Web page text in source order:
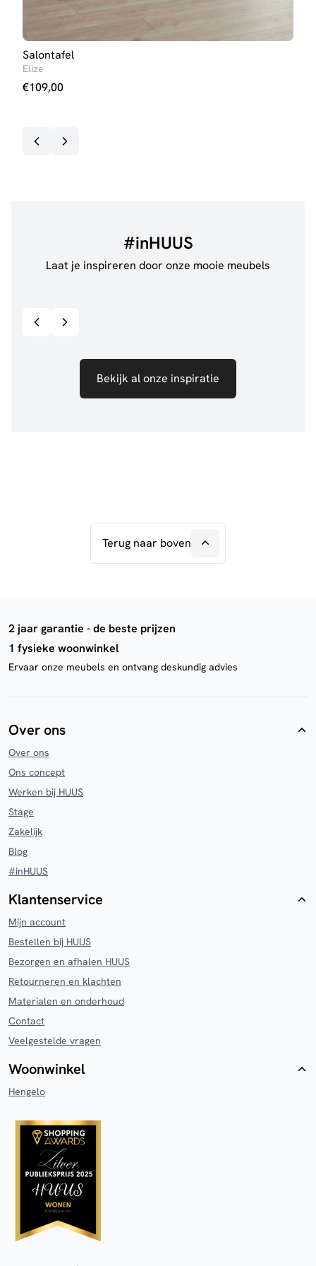
Salontafel
Elize
€109,00
#inHUUS
Laat je inspireren door onze mooie meubels
Bekijk al onze inspiratie
Terug naar boven
2 jaar garantie - de beste prijzen
1 fysieke woonwinkel
Ervaar onze meubels en ontvang deskundig advies
Over ons
Over ons
Ons concept
Werken bij HUUS
Stage
Zakelijk
Blog
#inHUUS
Klantenservice
Mijn account
Bestellen bij HUUS
Bezorgen en afhalen HUUS
Retourneren en klachten
Materialen en onderhoud
Contact
Veelgestelde vragen
Woonwinkel
Hengelo